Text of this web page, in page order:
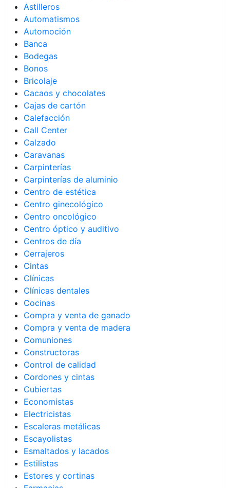
Astilleros
Automatismos
Automoción
Banca
Bodegas
Bonos
Bricolaje
Cacaos y chocolates
Cajas de cartón
Calefacción
Call Center
Calzado
Caravanas
Carpinterías
Carpinterías de aluminio
Centro de estética
Centro ginecológico
Centro oncológico
Centro óptico y auditivo
Centros de día
Cerrajeros
Cintas
Clínicas
Clínicas dentales
Cocinas
Compra y venta de ganado
Compra y venta de madera
Comuniones
Constructoras
Control de calidad
Cordones y cintas
Cubiertas
Economistas
Electricistas
Escaleras metálicas
Escayolistas
Esmaltados y lacados
Estilistas
Estores y cortinas